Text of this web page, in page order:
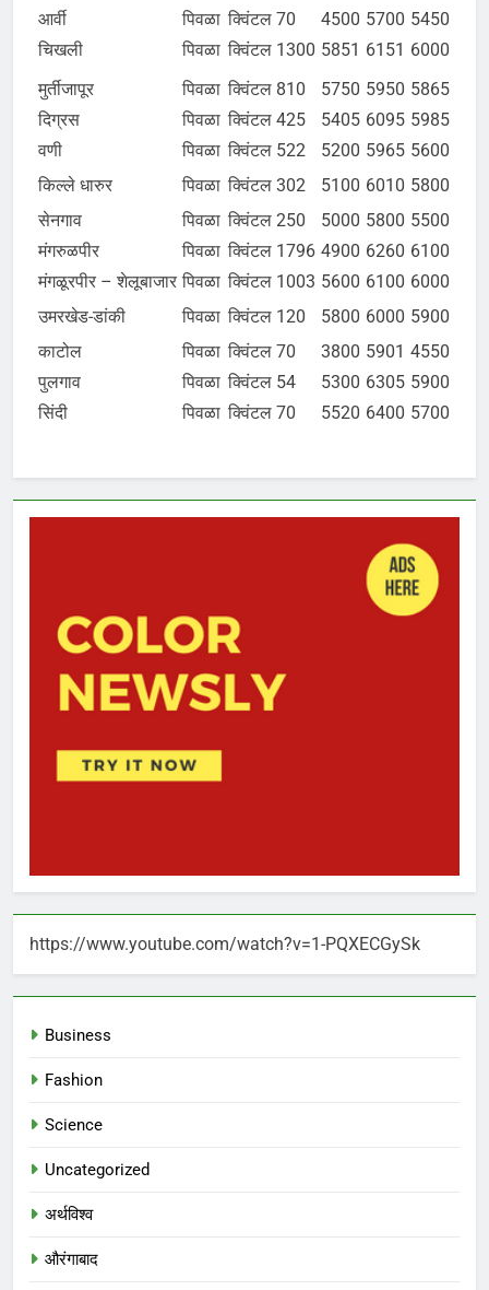
आर्वी
पिवळा क्विंटल 70 4500 5700 5450
चिखली
पिवळा क्विंटल 1300 5851 6151 6000
मुर्तीजापूर
पिवळा क्विंटल 810 5750 5950 5865
दिग्रस
पिवळा क्विंटल 425 5405 6095 5985
वणी
पिवळा क्विंटल 522 5200 5965 5600
किल्ले धारुर
पिवळा क्विंटल 302 5100 6010 5800
सेनगाव
पिवळा क्विंटल 250 5000 5800 5500
मंगरुळपीर
पिवळा क्विंटल 1796 4900 6260 6100
मंगळूरपीर – शेलूबाजार पिवळा क्विंटल 1003 5600 6100 6000
उमरखेड-डांकी
पिवळा क्विंटल 120 5800 6000 5900
काटोल
पिवळा क्विंटल 70 3800 5901 4550
पुलगाव
पिवळा क्विंटल 54 5300 6305 5900
सिंदी
पिवळा क्विंटल 70 5520 6400 5700
https://www.youtube.com/watch?v=1-PQXECGySk
Business
Fashion
Science
Uncategorized
अर्थविश्व
औरंगाबाद